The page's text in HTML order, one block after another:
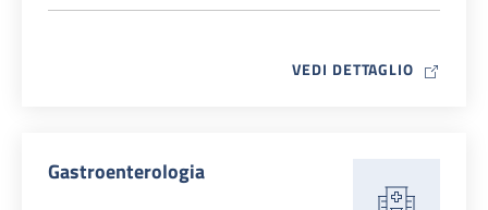
VEDI DETTAGLIO MAP ICON
Gastroenterologia